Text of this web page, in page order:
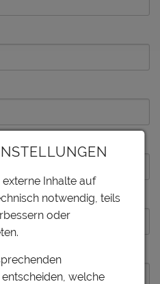
Inhalte auf
notwendig, teils
oder
welche